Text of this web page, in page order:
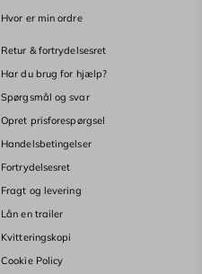
Hvor er min ordre
Retur & fortrydelsesret
Har du brug for hjælp?
Spørgsmål og svar
Opret prisforespørgsel
Handelsbetingelser
Fortrydelsesret
Fragt og levering
Lån en trailer
Kvitteringskopi
Cookie Policy